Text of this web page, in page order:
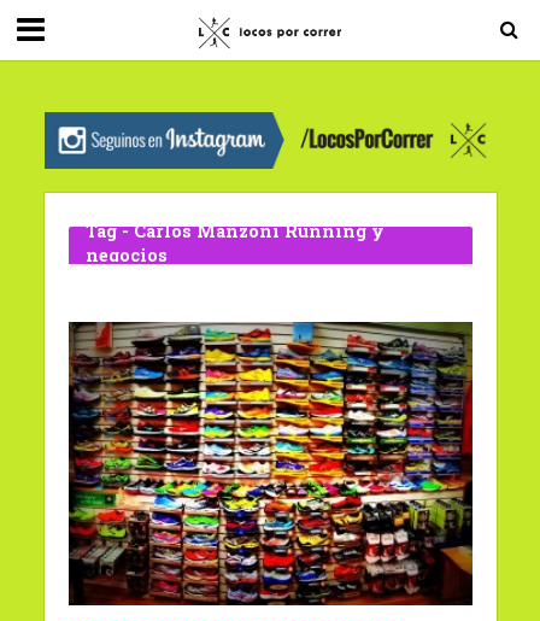
G-0X2PD3RFLV
Tag - Carlos Manzoni Running y
negocios